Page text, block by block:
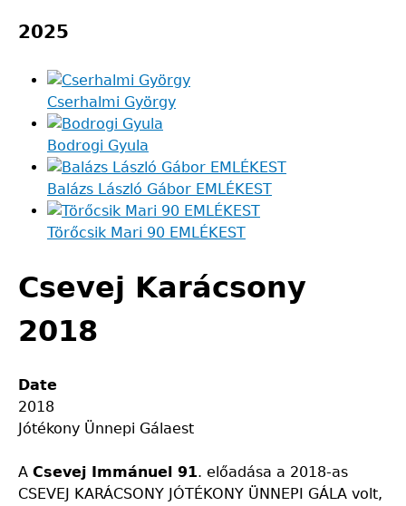
2025
Cserhalmi György
Bodrogi Gyula
Balázs László Gábor EMLÉKEST
Törőcsik Mari 90 EMLÉKEST
Csevej Karácsony
2018
Date
2018
Jótékony Ünnepi Gálaest
A Csevej Immánuel 91. előadása a 2018-as
CSEVEJ KARÁCSONY JÓTÉKONY ÜNNEPI GÁLA volt,